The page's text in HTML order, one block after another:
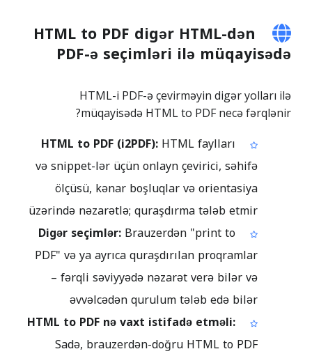
HTML to PDF digər HTML-dən
PDF-ə seçimləri ilə müqayisədə
HTML-i PDF-ə çevirməyin digər yolları ilə
müqayisədə HTML to PDF necə fərqlənir?
HTML to PDF (i2PDF):HTML faylları
və snippet-lər üçün onlayn çevirici, səhifə
ölçüsü, kənar boşluqlar və orientasiya
üzərində nəzarətlə; quraşdırma tələb etmir
Digər seçimlər:Brauzerdən "print to
PDF" və ya ayrıca quraşdırılan proqramlar
– fərqli səviyyədə nəzarət verə bilər və
əvvəlcədən qurulum tələb edə bilər
HTML to PDF nə vaxt istifadə etməli:
Sadə, brauzerdən-doğru HTML to PDF